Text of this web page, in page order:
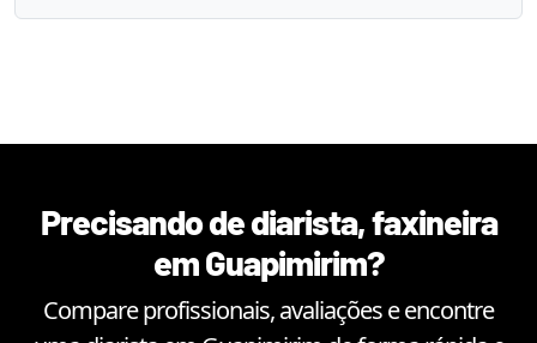
Precisando de diarista, faxineira
emGuapimirim?
Compare profissionais, avaliações e encontre